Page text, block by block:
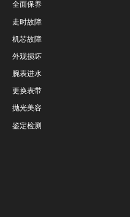
全面保养
走时故障
机芯故障
外观损坏
腕表进水
更换表带
抛光美容
鉴定检测